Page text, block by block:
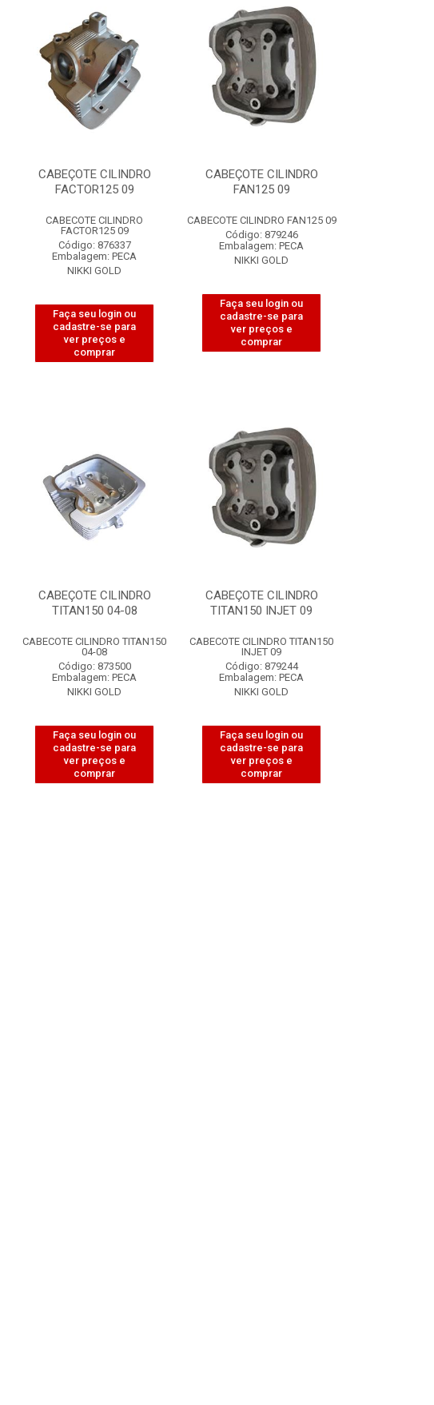
CABEÇOTE CILINDRO
FACTOR125 09
CABECOTE CILINDRO
FACTOR125 09
Código: 876337
Embalagem: PECA
NIKKI GOLD
Faça seu login ou
cadastre-se para
ver preços e
comprar
CABEÇOTE CILINDRO
FAN125 09
CABECOTE CILINDRO FAN125 09
Código: 879246
Embalagem: PECA
NIKKI GOLD
Faça seu login ou
cadastre-se para
ver preços e
comprar
CABEÇOTE CILINDRO
TITAN150 04-08
CABECOTE CILINDRO TITAN150
04-08
Código: 873500
Embalagem: PECA
NIKKI GOLD
Faça seu login ou
cadastre-se para
ver preços e
comprar
CABEÇOTE CILINDRO
TITAN150 INJET 09
CABECOTE CILINDRO TITAN150
INJET 09
Código: 879244
Embalagem: PECA
NIKKI GOLD
Faça seu login ou
cadastre-se para
ver preços e
comprar